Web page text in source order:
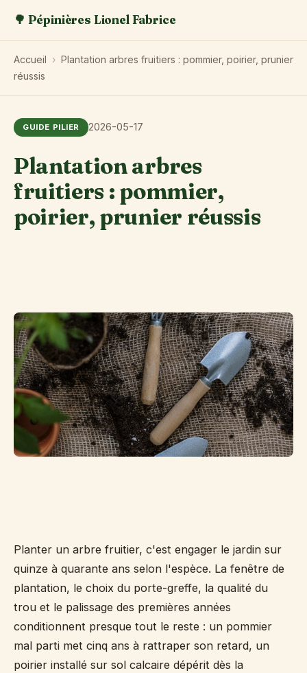
🌳 Pépinières Lionel Fabrice
Accueil › Plantation arbres fruitiers : pommier, poirier, prunier
réussis
GUIDE PILIER 2026-05-17
Plantation arbres
fruitiers : pommier,
poirier, prunier réussis
Planter un arbre fruitier, c'est engager le jardin sur
quinze à quarante ans selon l'espèce. La fenêtre de
plantation, le choix du porte-greffe, la qualité du
trou et le palissage des premières années
conditionnent presque tout le reste : un pommier
mal parti met cinq ans à rattraper son retard, un
poirier installé sur sol calcaire dépérit dès la